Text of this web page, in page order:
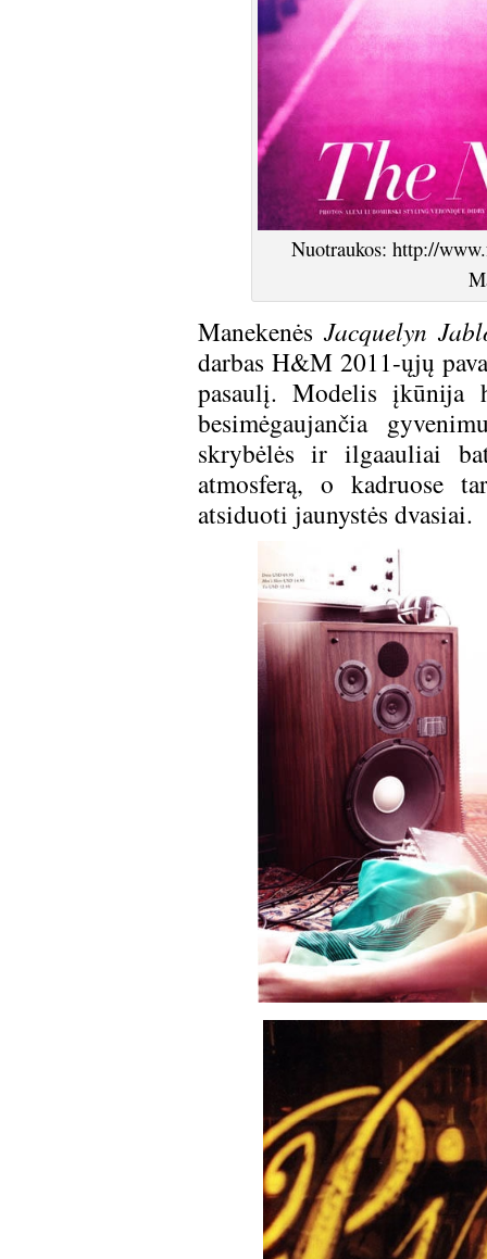
Nuotraukos: http://
Manekenės Jacquelyn
darbas H&M 2011-ųjų
pasaulį. Modelis įkūnija
besimėgaujančia
skrybėlės ir ilgaauliai
atmosferą, o kadruose
atsiduoti jaunystės dvasiai.